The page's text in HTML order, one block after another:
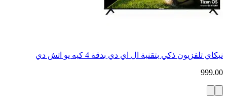
نيكاي تلفزيون ذكي بتقنية ال اي دي بدقة 4 كيه يو اتش دي
999.00